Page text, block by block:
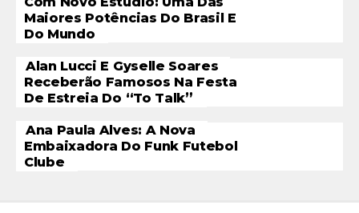
Maiores Potências Do Brasil E
Do Mundo
Alan Lucci E Gyselle Soares
Receberão Famosos Na Festa
De Estreia Do “To Talk”
Ana Paula Alves: A Nova
Embaixadora Do Funk Futebol
Clube